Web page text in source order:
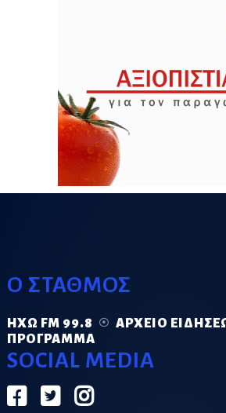
Ο ΣΤΑΘΜΟΣ
ΗΧΏ FM 99.8
ΑΡΧΕΊΟ
ΠΡΌΓΡΑΜΜΑ
SOCIAL MEDIA